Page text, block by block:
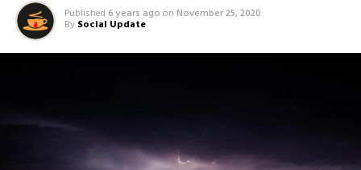
Published 6 years ago on November 25, 2020
By Social Update